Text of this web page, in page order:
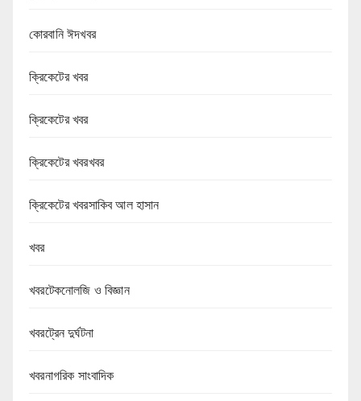
কোরবানি ঈদখবর
ক্রিকেটের খবর
ক্রিকেটের খবর
ক্রিকেটের খবরখবর
ক্রিকেটের খবরসাকিব আল হাসান
খবর
খবরটেকনোলজি ও বিজ্ঞান
খবরট্রেন দুর্ঘটনা
খবরনাগরিক সাংবাদিক